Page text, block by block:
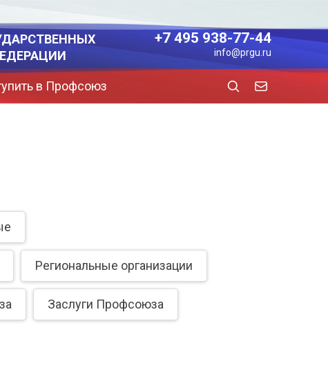
+7 495 938-77-44
info@prgu.ru
в Профсоюз
Региональные организации
Заслуги Профсоюза